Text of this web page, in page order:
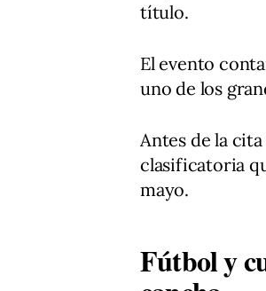
título.
El evento
uno de los
Antes de la
clasificatoria
mayo.
Fútbol y